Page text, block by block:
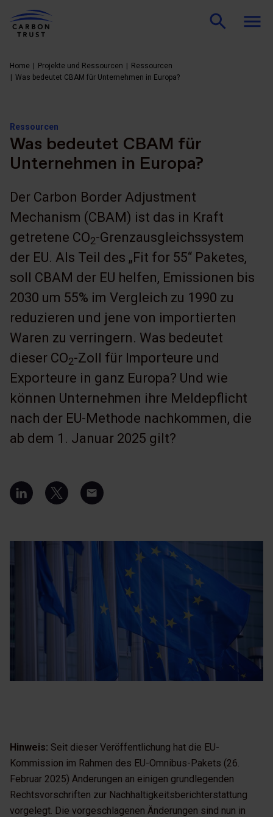
Home Projekte und Ressourcen
Ressourcen
Was bedeutet CBAM für Unternehmen in Europa?
Ressourcen
Was bedeutet CBAM für
Unternehmen in Europa?
Der Carbon Border Adjustment
Mechanism (CBAM) ist das in Kraft
getretene CO2-Grenzausgleichssystem
der EU. Als Teil des „Fit for 55“ Paketes,
soll CBAM der EU helfen, Emissionen bis
2030 um 55% im Vergleich zu 1990 zu
reduzieren und jene von importierten
Waren zu verringern. Was bedeutet
dieser CO2-Zoll für Importeure und
Exporteure in ganz Europa? Und wie
können Unternehmen ihre Meldepflicht
nach der EU-Methode nachkommen, die
ab dem 1. Januar 2025 gilt?
Hinweis: Seit dieser Veröffentlichung hat die EU-
Kommission im Rahmen des EU-Omnibus-Pakets (26.
Februar 2025) Änderungen an einigen grundlegenden
Rechtsvorschriften zur Nachhaltigkeitsberichterstattung
vorgelegt. Die vorgeschlagenen Änderungen sind nun in